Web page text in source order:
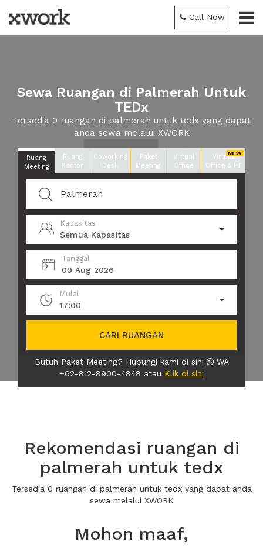
Call Now
Sewa Ruangan di Palmerah Untuk
TEDx
Tersedia 0 ruangan di palmerah untuk tedx yang dapat
anda sewa melalui XWORK
Ruang
Meeting
Ruang
Kantor
Coworking
Desk
Paket
Meeting
Virtual
Office
Virtual
Office & PT
Kapasitas
Semua Kapasitas
Tanggal
09 Aug 2026
Mulai
17:00
CARI RUANGAN
Butuh Paket Meeting? Hubungi kami di sini
WA
+62-812-8900-4848 atau Klik di sini
Rekomendasi ruangan di
palmerah untuk tedx
Tersedia 0 ruangan di palmerah untuk tedx yang dapat anda
sewa melalui XWORK
Mohon maaf,